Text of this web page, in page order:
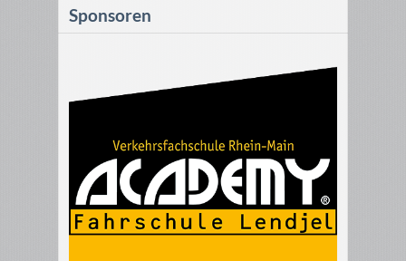
Sponsoren